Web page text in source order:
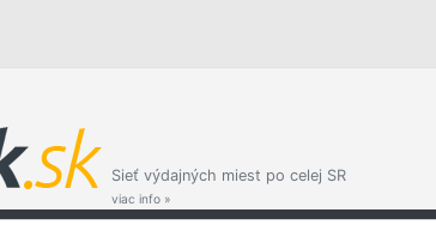
Sieť výdajných miest po celej SR
viac info »